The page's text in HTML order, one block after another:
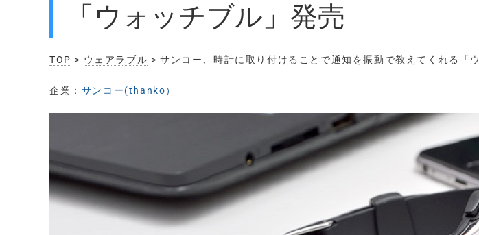
「ウォッチブル」発売
TOP > ウェアラブル > サンコー、時計に取り付けることで通知を振動で教えてくれる「
企業： サンコー(thanko）